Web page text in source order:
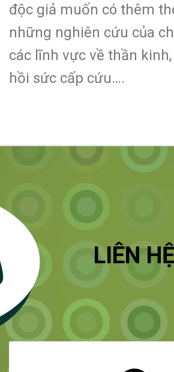
độc giả muốn có thêm
những nghiên cứu của
các lĩnh vực về thần
hồi sức cấp cứu….
LIÊN HỆ